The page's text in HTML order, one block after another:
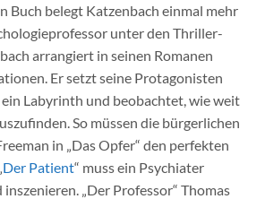
Buch belegt Katzenbach einmal mehr
unter den Thriller-
arrangiert in seinen Romanen
Er setzt seine Protagonisten
Labyrinth und beobachtet, wie weit
So müssen die bürgerlichen
in „Das Opfer“ den perfekten
Der Patient“ muss ein Psychiater
inszenieren. „Der Professor“ Thomas